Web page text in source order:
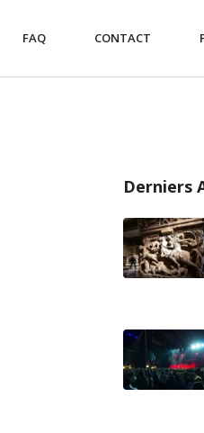
FAQ CONTACT
Derniers